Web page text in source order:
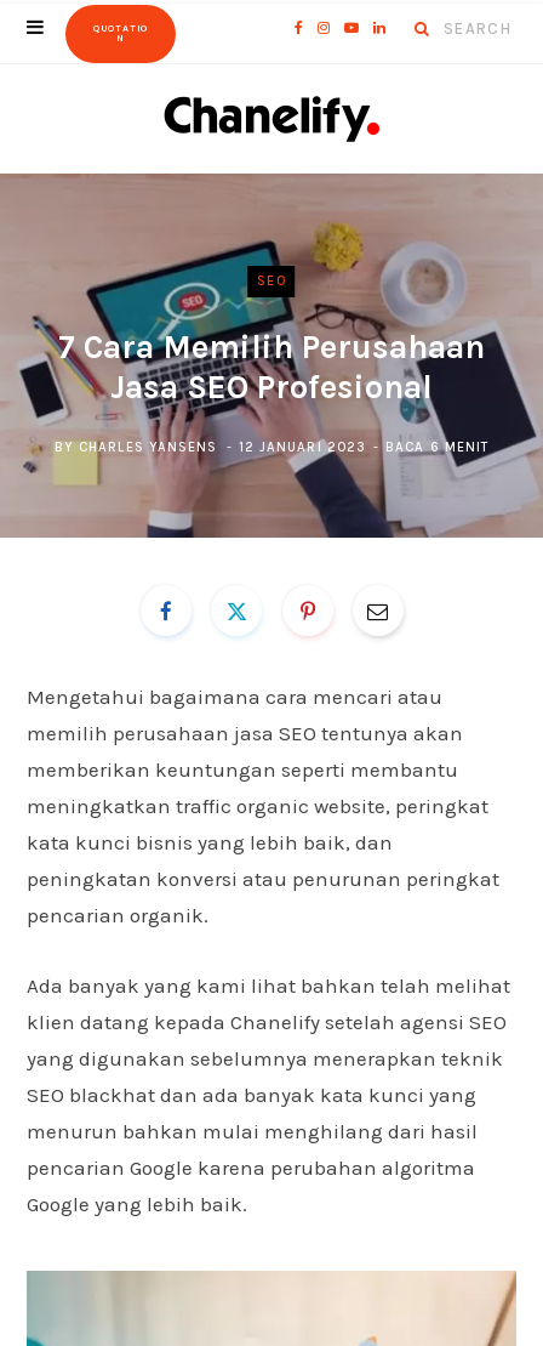
Search
F
e
o
I
t
a
g
r
Y
u
T
b
e
L
k
d
QUOTATIO
N
SEO
7 Cara Memilih Perusahaan
Jasa SEO Profesional
BY CHARLES YANSENS 12 JANUARI 2023 BACA 6 MENIT
Mengetahui bagaimana cara mencari atau
memilih perusahaan jasa SEO tentunya akan
memberikan keuntungan seperti membantu
meningkatkan traffic organic website, peringkat
kata kunci bisnis yang lebih baik, dan
peningkatan konversi atau penurunan peringkat
pencarian organik.
Ada banyak yang kami lihat bahkan telah melihat
klien datang kepada Chanelify setelah agensi SEO
yang digunakan sebelumnya menerapkan teknik
SEO blackhat dan ada banyak kata kunci yang
menurun bahkan mulai menghilang dari hasil
pencarian Google karena perubahan algoritma
Google yang lebih baik.